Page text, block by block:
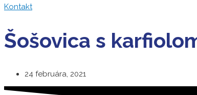
Kontakt
Šošovica s
24 februára, 2021